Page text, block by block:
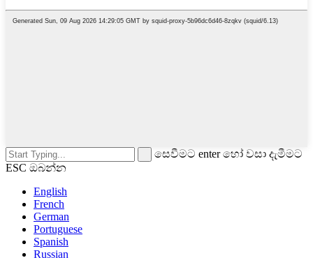
සෙවීමට enter හෝ වසා දැමීමට
ESC ඔබන්න
English
French
German
Portuguese
Spanish
Russian